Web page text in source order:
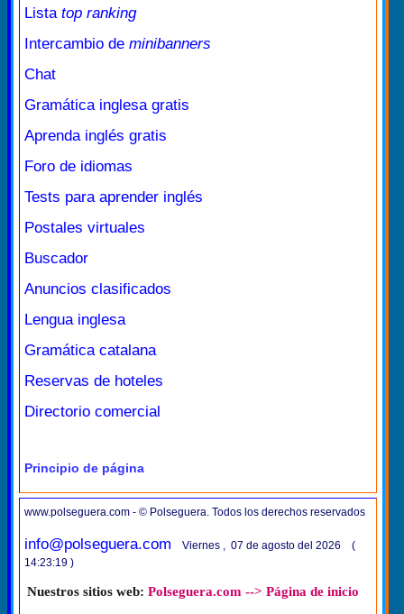
Lista top ranking
Intercambio de minibanners
Chat
Gramática inglesa gratis
Aprenda inglés gratis
Foro de idiomas
Tests para aprender inglés
Postales virtuales
Buscador
Anuncios clasificados
Lengua inglesa
Gramática catalana
Reservas de hoteles
Directorio comercial
Principio de página
www.polseguera.com - © Polseguera. Todos los derechos reservados
info@polseguera.com
Viernes , 07 de agosto del 2026 (
14:23:19 )
Nuestros sitios web: Polseguera.com --> Página de inicio